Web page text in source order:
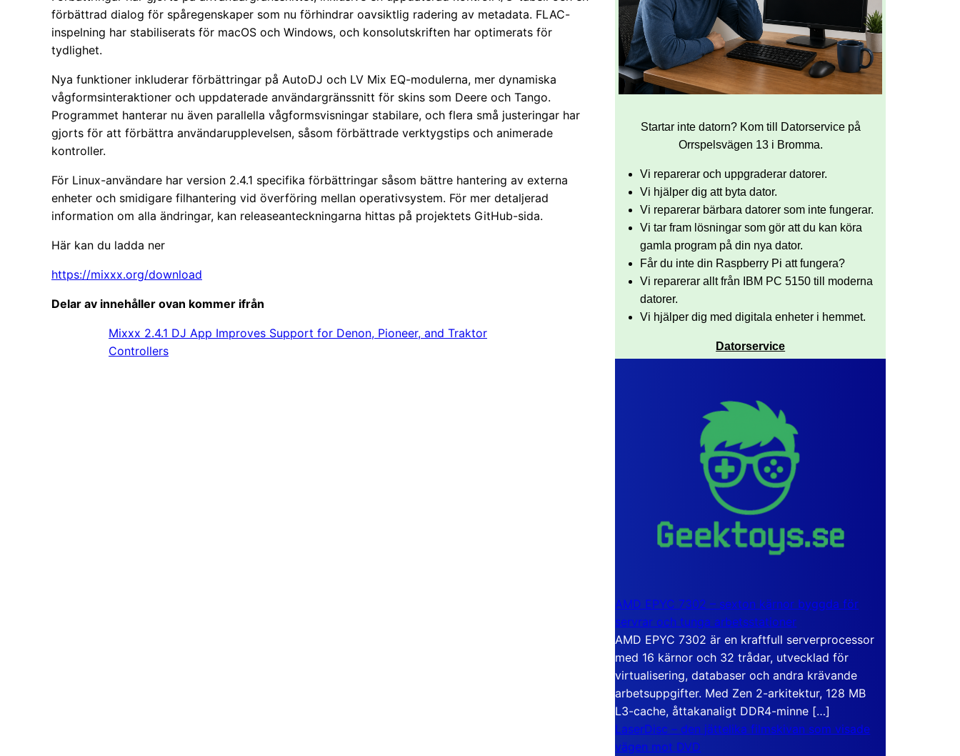
förbättrad dialog för spåregenskaper som nu förhindrar oavsiktlig radering av metadata. FLAC-
inspelning har stabiliserats för macOS och Windows, och konsolutskriften har optimerats för
tydlighet.
Nya funktioner inkluderar förbättringar på AutoDJ och LV Mix EQ-modulerna, mer dynamiska
vågformsinteraktioner och uppdaterade användargränssnitt för skins som Deere och Tango.
Programmet hanterar nu även parallella vågformsvisningar stabilare, och flera små justeringar har
gjorts för att förbättra användarupplevelsen, såsom förbättrade verktygstips och animerade
kontroller.
För Linux-användare har version 2.4.1 specifika förbättringar såsom bättre hantering av externa
enheter och smidigare filhantering vid överföring mellan operativsystem. För mer detaljerad
information om alla ändringar, kan releaseanteckningarna hittas på projektets GitHub-sida.
Här kan du ladda ner
https://mixxx.org/download
Delar av innehåller ovan kommer ifrån
Mixxx 2.4.1 DJ App Improves Support for Denon, Pioneer, and Traktor
Controllers
Startar inte datorn? Kom till Datorservice på
Orrspelsvägen 13 i Bromma.
Vi reparerar och uppgraderar datorer.
Vi hjälper dig att byta dator.
Vi reparerar bärbara datorer som inte fungerar.
Vi tar fram lösningar som gör att du kan köra
gamla program på din nya dator.
Får du inte din Raspberry Pi att fungera?
Vi reparerar allt från IBM PC 5150 till moderna
datorer.
Vi hjälper dig med digitala enheter i hemmet.
Datorservice
AMD EPYC 7302 – sexton kärnor byggda för
servrar och tunga arbetsstationer
AMD EPYC 7302 är en kraftfull serverprocessor
med 16 kärnor och 32 trådar, utvecklad för
virtualisering, databaser och andra krävande
arbetsuppgifter. Med Zen 2-arkitektur, 128 MB
L3-cache, åttakanaligt DDR4-minne […]
LaserDisc – den jättelika filmskivan som visade
vägen mot DVD